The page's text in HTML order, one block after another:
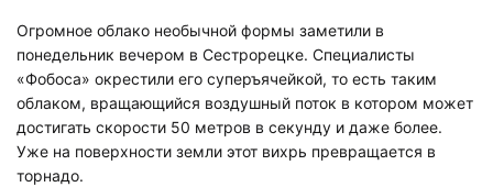
Огромное облако необычной формы заметили в
понедельник вечером в Сестрорецке. Специалисты
«Фобоса» окрестили его суперъячейкой, то есть таким
облаком, вращающийся воздушный поток в котором может
достигать скорости 50 метров в секунду и даже более.
Уже на поверхности земли этот вихрь превращается в
торнадо.